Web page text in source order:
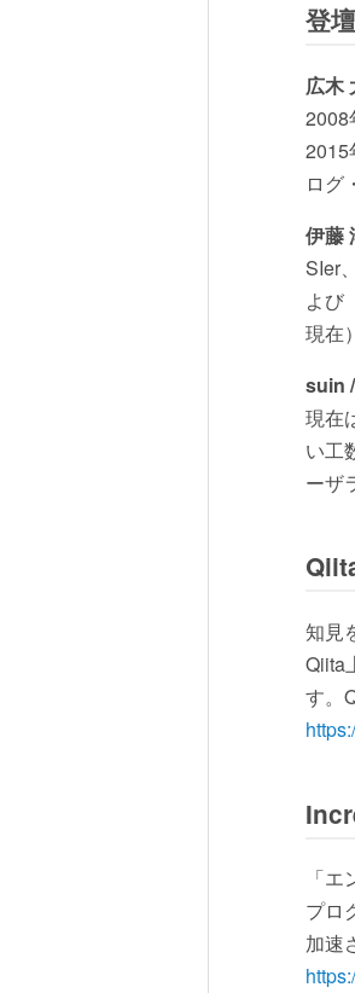
登
広木
2008
2015
ログ
伊藤
SIer
よび
現在
suin
現在
い工
ーザ
知見
Qiita
す。
「
プロ
加速